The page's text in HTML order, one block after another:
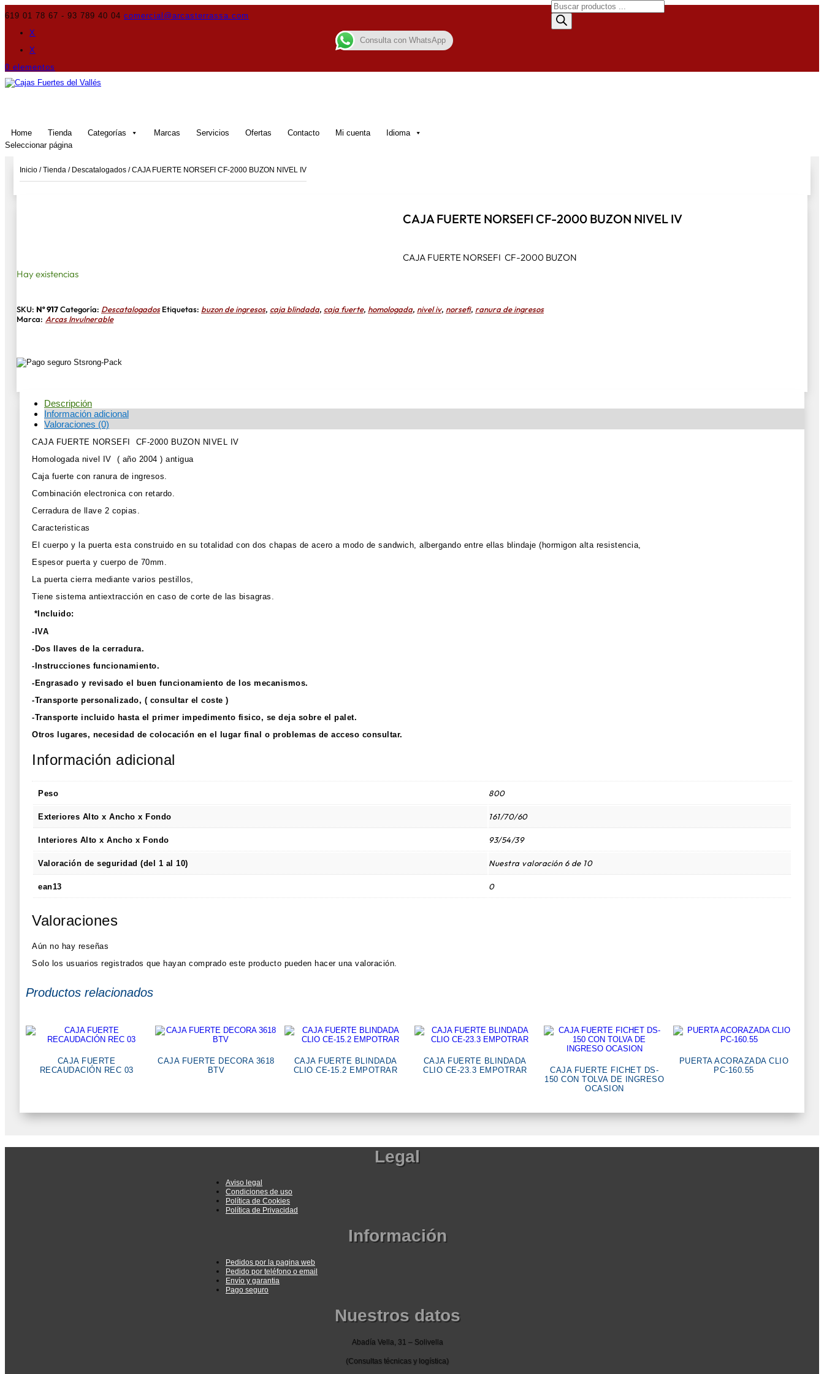
619 01 78 67 - 93 789 40 04 comercial@arcasterrassa.com
X
X
0 elementos
Home Tienda Categorías Marcas Servicios Ofertas Contacto Mi cuenta
Idioma
Seleccionar página
Búsqueda
de
productos
Inicio /Tienda / Descatalogados / CAJA FUERTE NORSEFI CF-2000 BUZON NIVEL IV
CAJA FUERTE NORSEFI CF-2000 BUZON NIVEL IV
CAJA FUERTE NORSEFI CF-2000 BUZON
Hay existencias
SKU: Nº 917Categoría: Descatalogados Etiquetas: buzon de ingresos, caja blindada, caja fuerte, homologada, nivel iv, norsefi, ranura de ingresos
Marca: Arcas Invulnerable
Descripción
Información adicional
Valoraciones (0)
CAJA FUERTE NORSEFI CF-2000 BUZON NIVEL IV
Homologada nivel IV ( año 2004 ) antigua
Caja fuerte con ranura de ingresos.
Combinación electronica con retardo.
Cerradura de llave 2 copias.
Caracteristicas
El cuerpo y la puerta esta construido en su totalidad con dos chapas de acero a modo de sandwich, albergando entre ellas blindaje (hormigon alta resistencia,
Espesor puerta y cuerpo de 70mm.
La puerta cierra mediante varios pestillos,
Tiene sistema antiextracción en caso de corte de las bisagras.
*Incluido:
-IVA
-Dos llaves de la cerradura.
-Instrucciones funcionamiento.
-Engrasado y revisado el buen funcionamiento de los mecanismos.
-Transporte personalizado, ( consultar el coste )
-Transporte incluido hasta el primer impedimento fisico, se deja sobre el palet.
Otros lugares, necesidad de colocación en el lugar final o problemas de acceso consultar.
Información adicional
Peso 800
Exteriores Alto x Ancho x Fondo 161/70/60
Interiores Alto x Ancho x Fondo 93/54/39
Valoración de seguridad (del 1 al 10) Nuestra valoración 6 de 10
ean13 0
Valoraciones
Aún no hay reseñas
Solo los usuarios registrados que hayan comprado este producto pueden hacer una valoración.
Productos relacionados
CAJA FUERTE
RECAUDACIÓN REC 03
CAJA FUERTE DECORA 3618
BTV
CAJA FUERTE BLINDADA
CLIO CE-15.2 EMPOTRAR
CAJA FUERTE BLINDADA
CLIO CE-23.3 EMPOTRAR
CAJA FUERTE FICHET DS-
150 CON TOLVA DE INGRESO
OCASION
PUERTA ACORAZADA CLIO
PC-160.55
Legal
Aviso legal
Condiciones de uso
Política de Cookies
Política de Privacidad
Información
Pedidos por la pagina web
Pedido por teléfono o email
Envío y garantia
Pago seguro
Nuestros datos
Abadía Vella, 31 – Solivella
(Consultas técnicas y logística)
Consulta con WhatsApp